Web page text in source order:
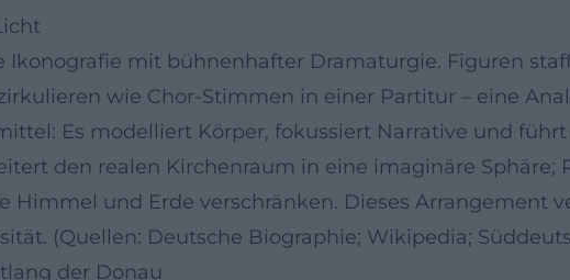
mit bühnenhafter Dramaturgie. Figuren
wie Chor-Stimmen in einer Partitur – eine
Es modelliert Körper, fokussiert Narrative und
den realen Kirchenraum in eine imaginäre Sphäre;
Himmel und Erde verschränken. Dieses Arrangement
(Quellen: Deutsche Biographie; Wikipedia;
der Donau